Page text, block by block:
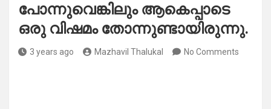
പോന്നുവെങ്കിലും ആകെപ്പാടെ
ഒരു വിഷമം തോന്നുണ്ടായിരുന്നു.
3 years ago Mazhavil Thalukal No Comments